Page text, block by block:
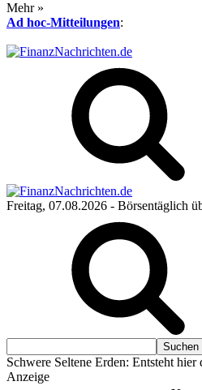
Mehr »
Ad hoc-Mitteilungen:
Freitag, 07.08.2026 - Börsentäglich
Schwere Seltene Erden: Entsteht
Anzeige